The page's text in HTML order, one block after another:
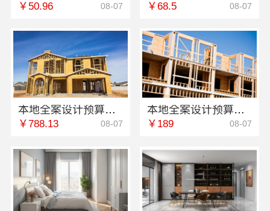
￥50.96 08-07 ￥68.5 08-07
本地全案设计预算清单湖南创益讯建筑有限公司透明报价
￥788.13 08-07
本地全案设计预算清单创益讯建筑——预算清晰更放心
￥189 08-07